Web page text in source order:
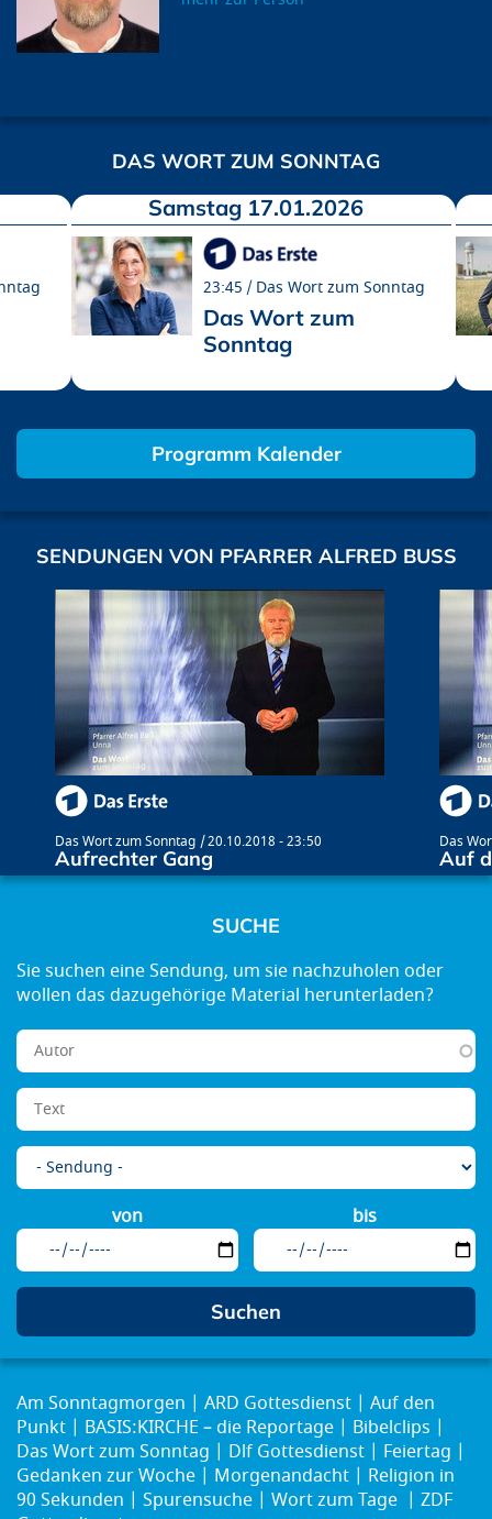
DAS WORT ZUM SONNTAG
Samstag 17.01.2026
23:45 Das Wort zum Sonntag
Das Wort zum
Sonntag
Programm Kalender
SENDUNGEN VON PFARRER ALFRED BUSS
Das Wort zum Sonntag 20.10.2018 - 23:50
Aufrechter Gang
Das
Auf
SUCHE
von bis
Am Sonntagmorgen ARD Gottesdienst
Auf den
Punkt
BASIS:KIRCHE – die Reportage
Bibelclips
Das Wort zum Sonntag
Dlf Gottesdienst
Feiertag
Gedanken zur Woche
Morgenandacht
Religion in
90 Sekunden
Spurensuche Wort zum Tage
ZDF